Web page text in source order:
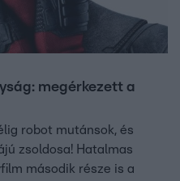
megérkezett a
robot mutánsok, és
zsoldosa! Hatalmas
második része is a